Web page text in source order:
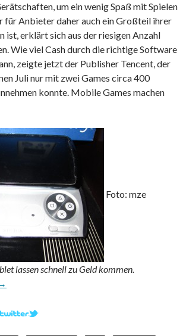
um ein wenig Spaß mit Spielen
für Anbieter daher auch ein Großteil ihrer
ist, erklärt sich aus der riesigen Anzahl
Wie viel Cash durch die richtige Software
zeigte jetzt der Publisher Tencent, der
Juli nur mit zwei Games circa 400
konnte. Mobile Games machen
Foto: mze
lassen schnell zu Geld kommen.
Games machen fette Beute